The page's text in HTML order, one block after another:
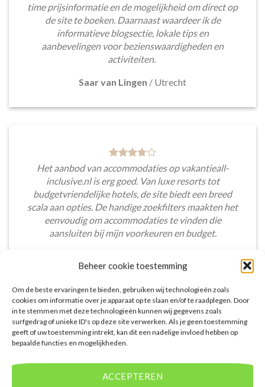
Beheer cookie toestemming
Om de beste ervaringen te bieden, gebruiken wij technologieën zoals
cookies om informatie over je apparaat op te slaan en/of te raadplegen. Door
in te stemmen met deze technologieën kunnen wij gegevens zoals
surfgedrag of unieke ID's op deze site verwerken. Als je geen toestemming
geeft of uw toestemming intrekt, kan dit een nadelige invloed hebben op
bepaalde functies en mogelijkheden.
ACCEPTEREN
time prijsinformatie en de mogelijkheid om direct op
de site te boeken. Daarnaast waardeer ik de
informatieve blogsectie, lokale tips en
aanbevelingen voor bezienswaardigheden en
activiteiten.
Saar van Lingen / Utrecht
Het aanbod van accommodaties op vakantieall-
inclusive.nl is erg goed. Van luxe resorts tot
budgetvriendelijke hotels, de site biedt een breed
scala aan opties. De handige zoekfilters maakten het
eenvoudig om accommodaties te vinden die
aansluiten bij mijn voorkeuren en budget.
De aangeboden pakketreizen op de website zijn
gezinsvriendelijke vakanties. De pakketten